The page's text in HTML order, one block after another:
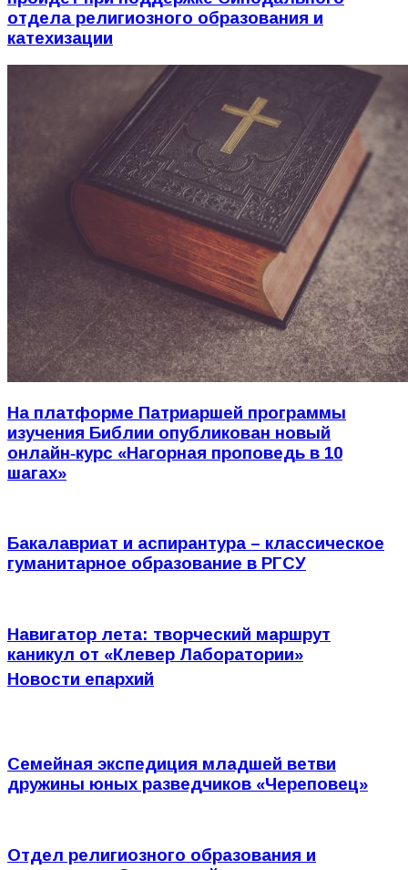
отдела религиозного образования и
катехизации
На платформе Патриаршей программы
изучения Библии опубликован новый
онлайн‑курс «Нагорная проповедь в 10
шагах»
Бакалавриат и аспирантура – классическое
гуманитарное образование в РГСУ
Навигатор лета: творческий маршрут
каникул от «Клевер Лаборатории»
Новости епархий
Семейная экспедиция младшей ветви
дружины юных разведчиков «Череповец»
Отдел религиозного образования и